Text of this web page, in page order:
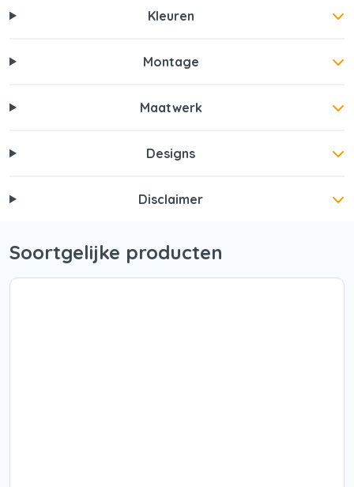
Kleuren
Montage
Maatwerk
Designs
Disclaimer
Soortgelijke producten